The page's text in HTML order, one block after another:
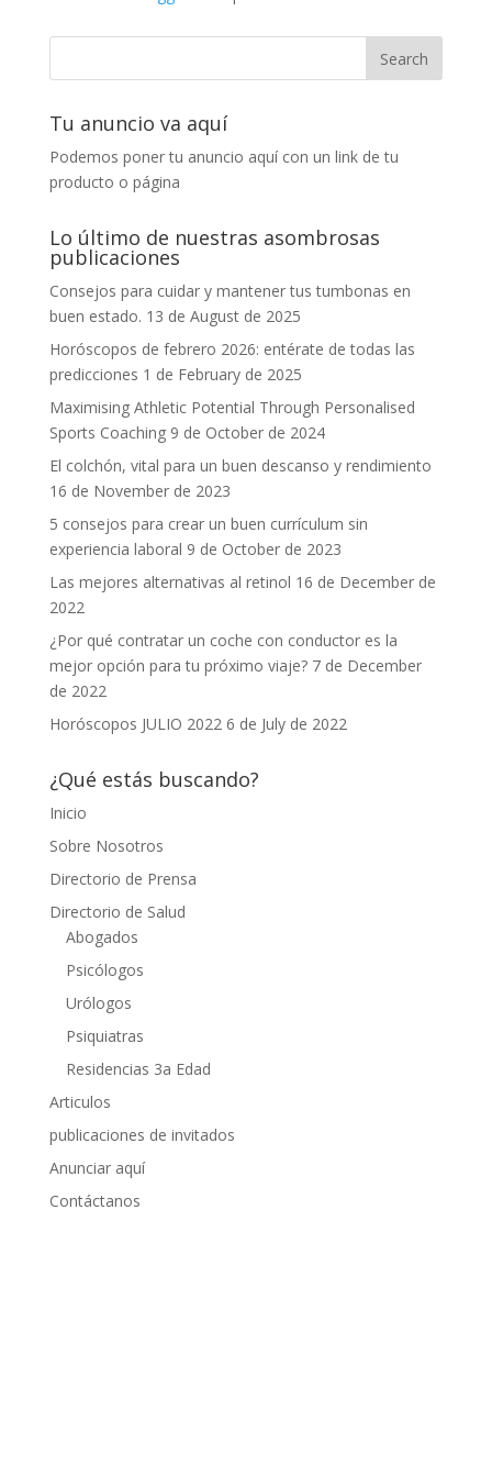
Tu anuncio va aquí
Podemos poner tu anuncio aquí con un link de tu
producto o página
Lo último de nuestras asombrosas
publicaciones
Consejos para cuidar y mantener tus tumbonas en
buen estado. 13 de August de 2025
Horóscopos de febrero 2026: entérate de todas las
predicciones 1 de February de 2025
Maximising Athletic Potential Through Personalised
Sports Coaching 9 de October de 2024
El colchón, vital para un buen descanso y rendimiento
16 de November de 2023
5 consejos para crear un buen currículum sin
experiencia laboral 9 de October de 2023
Las mejores alternativas al retinol 16 de December de
2022
¿Por qué contratar un coche con conductor es la
mejor opción para tu próximo viaje? 7 de December
de 2022
Horóscopos JULIO 2022 6 de July de 2022
¿Qué estás buscando?
Inicio
Sobre Nosotros
Directorio de Prensa
Directorio de Salud
Abogados
Psicólogos
Urólogos
Psiquiatras
Residencias 3a Edad
Articulos
publicaciones de invitados
Anunciar aquí
Contáctanos